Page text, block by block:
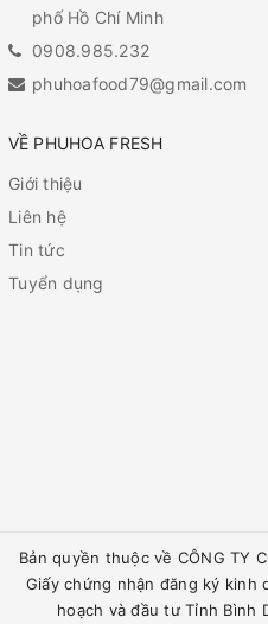
phố Hồ Chí Minh
0908.985.232
phuhoafood79@gmail.com
VỀ PHUHOA FRESH
Giới thiệu
Liên hệ
Tin tức
Tuyển dụng
Bản quyền thuộc về CÔNG TY
Giấy chứng nhận đăng ký kinh
hoạch và đầu tư Tỉnh Bình